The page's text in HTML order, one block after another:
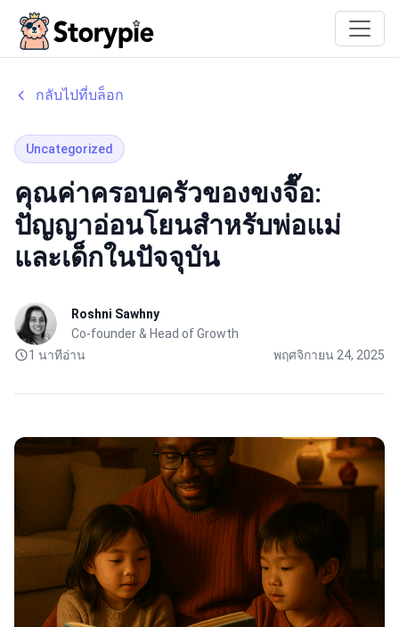
กลับไปที่บล็อก
Uncategorized
คุณค่าครอบครัวของขงจื๊อ:
ปัญญาอ่อนโยนสำหรับพ่อแม่
และเด็กในปัจจุบัน
Roshni Sawhny
Co-founder & Head of Growth
1 นาทีอ่าน
พฤศจิกายน 24, 2025